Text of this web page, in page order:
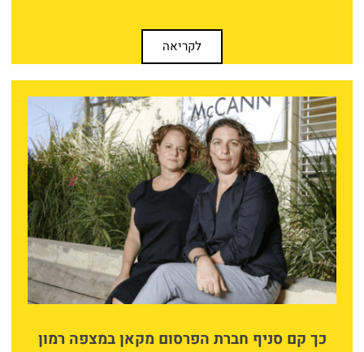
לקריאה
כך קם סניף חברת הפרסום מקאן במצפה רמון